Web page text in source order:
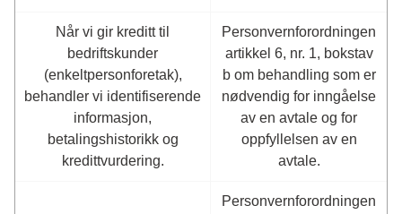
Når vi gir kreditt til
bedriftskunder
(enkeltpersonforetak),
behandler vi identifiserende
informasjon,
betalingshistorikk og
kredittvurdering.
Personvernforordningen
artikkel 6, nr. 1, bokstav
b om behandling som er
nødvendig for inngåelse
av en avtale og for
oppfyllelsen av en
avtale.
Personvernforordningen